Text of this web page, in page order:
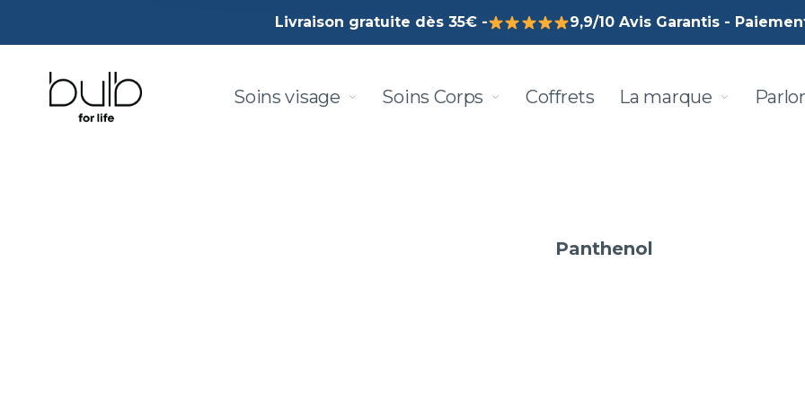
Livraison gratuite dès 35€ - 9,9/10 Avis Garantis -
Soins visage Soins Corps Coffrets La marque
Panthenol